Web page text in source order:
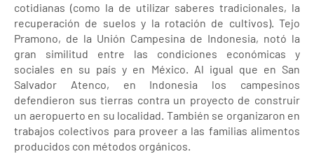
cotidianas (como la de utilizar saberes tradicionales, la
recuperación de suelos y la rotación de cultivos). Tejo
Pramono, de la Unión Campesina de Indonesia, notó la
gran similitud entre las condiciones económicas y
sociales en su país y en México. Al igual que en San
Salvador Atenco, en Indonesia los campesinos
defendieron sus tierras contra un proyecto de construir
un aeropuerto en su localidad. También se organizaron en
trabajos colectivos para proveer a las familias alimentos
producidos con métodos orgánicos.